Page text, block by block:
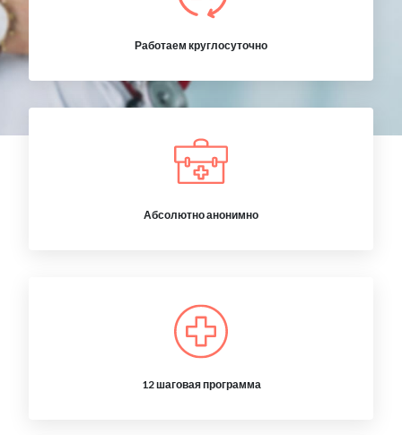
Работаем круглосуточно
Абсолютно анонимно
12 шаговая программа